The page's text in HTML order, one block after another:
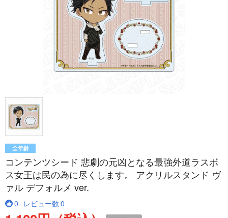
全年齢
コンテンツシード 悲劇の元凶となる最強外道ラスボ
ス女王は民の為に尽くします。 アクリルスタンド ヴ
ァル デフォルメ ver.
0 レビュー数 0